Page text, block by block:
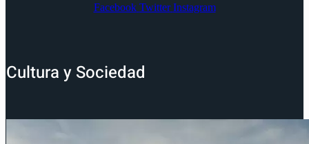
Facebook Twitter Instagram
Cultura y Sociedad